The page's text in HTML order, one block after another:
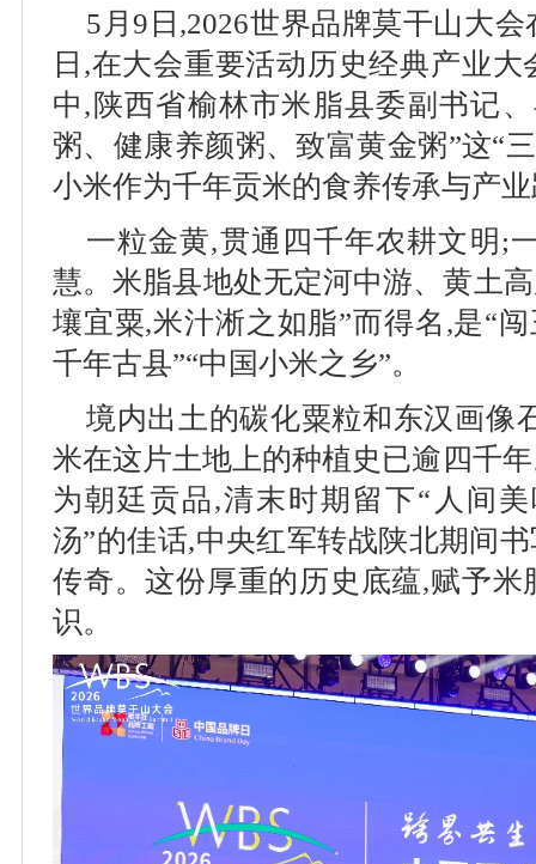
5月9日,2026世界品牌莫干山大
日,在大会重要活动历史经典产业
中,陕西省榆林市米脂县委副书记
粥、健康养颜粥、致富黄金粥”这“
小米作为千年贡米的食养传承与产
一粒金黄,贯通四千年农耕文明;
慧。米脂县地处无定河中游、黄土
壤宜粟,米汁淅之如脂”而得名,是“
千年古县”“中国小米之乡”。
境内出土的碳化粟粒和东汉画像
米在这片土地上的种植史已逾四千
为朝廷贡品,清末时期留下“人间
汤”的佳话,中央红军转战陕北期间
传奇。这份厚重的历史底蕴,赋予
识。